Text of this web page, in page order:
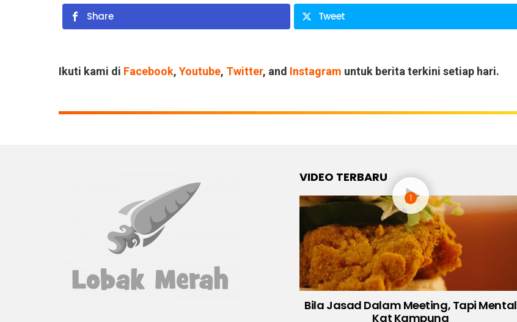
Share Tweet
Ikuti kami di Facebook, Youtube, Twitter, and Instagram untuk berita terkini setiap hari.
VIDEO TERBARU
Bila Jasad Dalam Meeting, Tapi Mental
Kat Kampung